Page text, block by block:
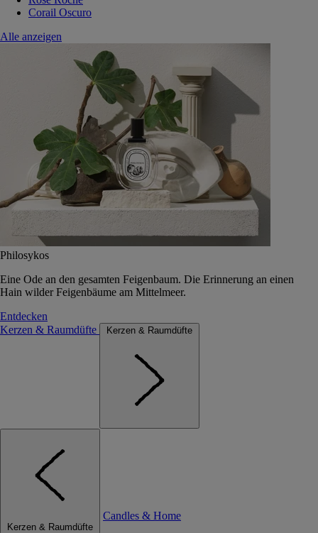
Corail Oscuro
Alle anzeigen
Philosykos
Eine Ode an den gesamten Feigenbaum. Die Erinnerung an einen
Hain wilder Feigenbäume am Mittelmeer.
Entdecken
Kerzen & Raumdüfte
Kerzen & Raumdüfte
Kerzen & Raumdüfte
Candles & Home